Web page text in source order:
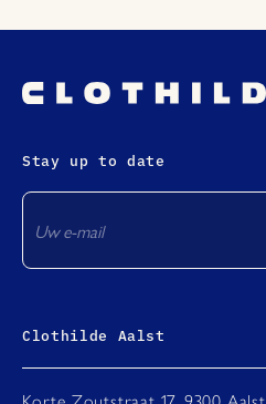
Stay up to date
Clothilde Aalst